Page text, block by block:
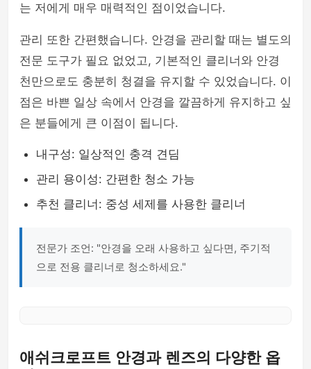
는 저에게 매우 매력적인 점이었습니다.
관리 또한 간편했습니다. 안경을 관리할 때는 별도의
전문 도구가 필요 없었고, 기본적인 클리너와 안경
천만으로도 충분히 청결을 유지할 수 있었습니다. 이
점은 바쁜 일상 속에서 안경을 깔끔하게 유지하고 싶
은 분들에게 큰 이점이 됩니다.
내구성: 일상적인 충격 견딤
관리 용이성: 간편한 청소 가능
추천 클리너: 중성 세제를 사용한 클리너
전문가 조언: "안경을 오래 사용하고 싶다면, 주기적
으로 전용 클리너로 청소하세요."
애쉬크로프트 안경과 렌즈의 다양한 옵